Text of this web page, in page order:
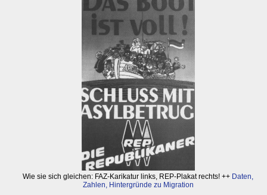
Wie sie sich gleichen: FAZ-Karikatur links, REP-Plakat rechts! ++ Daten,
Zahlen, Hintergründe zu Migration